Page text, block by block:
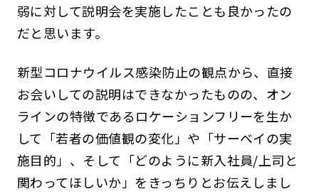
弱に対して説明会を実施したことも良かったの
だと思います。
新型コロナウイルス感染防止の観点から、直接
お会いしての説明はできなかったものの、オン
ラインの特徴であるロケーションフリーを生か
して「若者の価値観の変化」や「サーベイの実
施目的」、そして「どのように新入社員/上司と
関わってほしいか」をきっちりとお伝えしまし